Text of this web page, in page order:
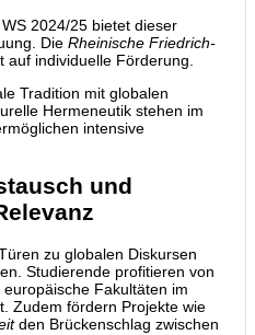
2024/25 bietet dieser
Die Rheinische Friedrich-
auf individuelle Förderung.
Tradition mit globalen
Hermeneutik stehen im
intensive
und
zu globalen Diskursen
Studierende profitieren von
Fakultäten im
Zudem fördern Projekte wie
den Brückenschlag zwischen